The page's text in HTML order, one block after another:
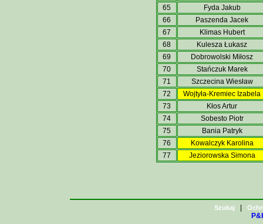
65
Fyda Jakub
66
Paszenda Jacek
67
Klimas Hubert
68
Kulesza Łukasz
69
Dobrowolski Miłosz
70
Stańczuk Marek
71
Szczecina Wiesław
72
Wojtyła-Kremiec Izabela
73
Kłos Artur
74
Sobesto Piotr
75
Bania Patryk
76
Kowalczyk Karolina
77
Jeziorowska Simona
Szukaj